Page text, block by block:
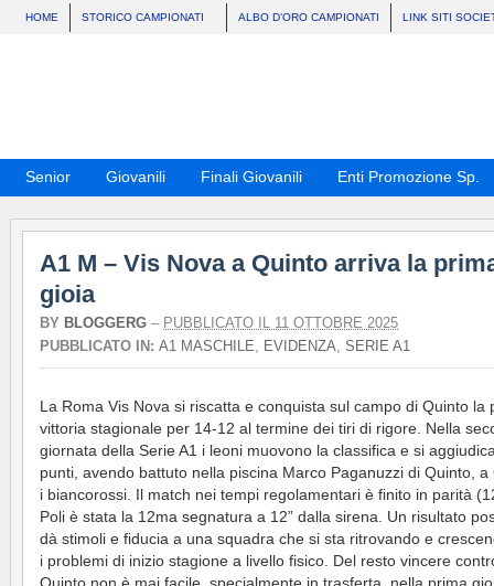
HOME STORICO CAMPIONATI ALBO D’ORO CAMPIONATI LINK SITI
Senior Giovanili Finali Giovanili Enti Promozione Sp.
A1 M – Vis Nova a Quinto arriva la
gioia
BY BLOGGERG – PUBBLICATO IL 11 OTTOBRE 2025
PUBBLICATO IN: A1 MASCHILE, EVIDENZA, SERIE A1
La Roma Vis Nova si riscatta e conquista sul campo di Quinto la
vittoria stagionale per 14-12 al termine dei tiri di rigore. Nella
giornata della Serie A1 i leoni muovono la classifica e si
punti, avendo battuto nella piscina Marco Paganuzzi di Quinto, a
i biancorossi. Il match nei tempi regolamentari è finito in parità
Poli è stata la 12ma segnatura a 12” dalla sirena. Un risultato
dà stimoli e fiducia a una squadra che si sta ritrovando e
i problemi di inizio stagione a livello fisico. Del resto vincere